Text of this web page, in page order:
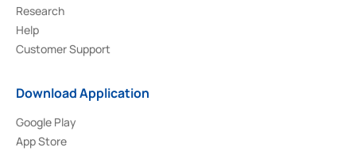
Research
Help
Customer Support
Download Application
Google Play
App Store